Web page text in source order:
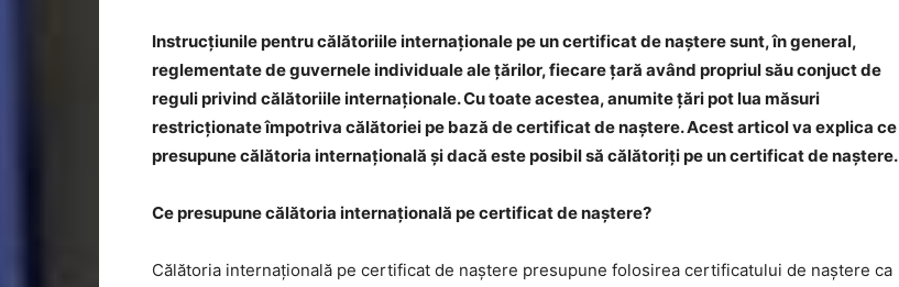
Instrucțiunile pentru călătoriile internaționale pe un certificat de naștere sunt, în general,
reglementate de guvernele individuale ale țărilor, fiecare țară având propriul său conjuct de
reguli privind călătoriile internaționale. Cu toate acestea, anumite țări pot lua măsuri
restricționate împotriva călătoriei pe bază de certificat de naștere. Acest articol va explica ce
presupune călătoria internațională și dacă este posibil să călătoriți pe un certificat de naștere.
Ce presupune călătoria internațională pe certificat de naștere?
Călătoria internațională pe certificat de naștere presupune folosirea certificatului de naștere ca